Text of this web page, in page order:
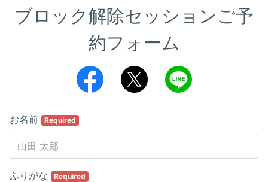
ブロック解除セッションご予
約フォーム
お名前 Required
ふりがな Required